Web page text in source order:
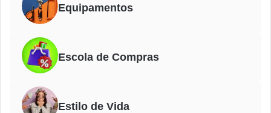
Equipamentos
Escola de Compras
Estilo de Vida